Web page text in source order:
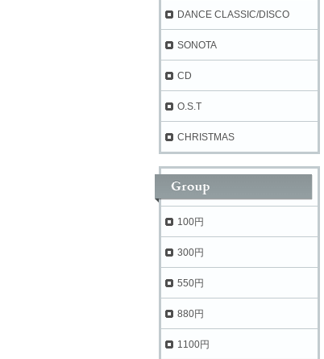
DANCE CLASSIC/DISCO
SONOTA
CD
O.S.T
CHRISTMAS
100円
300円
550円
880円
1100円